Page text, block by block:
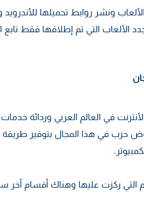
ونشر روابط تحميلها
الألعاب التي تم إطلاقها فقط
في العالم العربي وردائة
حرب في هذا المجال بتوفير طريقة
التي ركزت عليها وهناك أقسام